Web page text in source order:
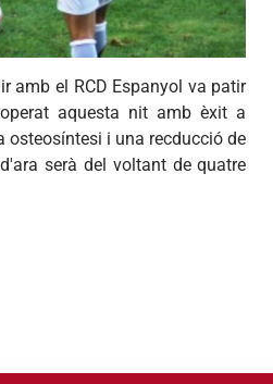
amb el RCD Espanyol va patir
aquesta nit amb èxit a
osteosíntesi i una recducció de
serà del voltant de quatre